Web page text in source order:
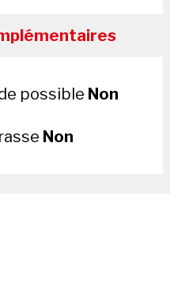
possible Non
Non